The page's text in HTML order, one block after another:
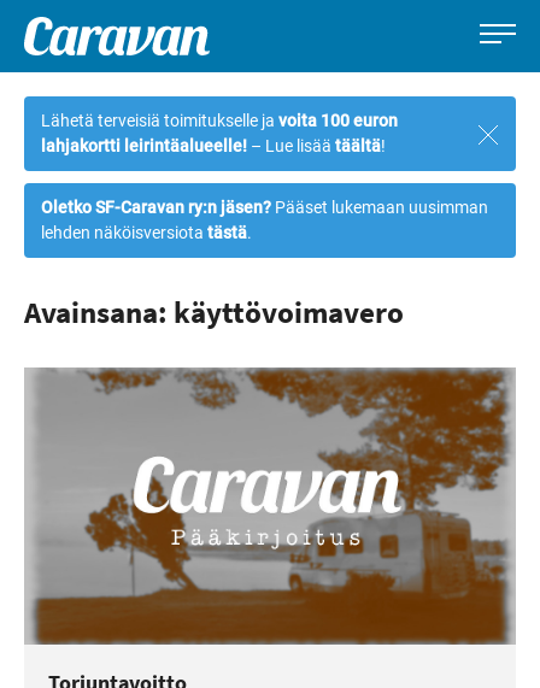
suoraan
sisältöön
Caravan-
lehti
Leirintämatkailun
erikoislehti
Lähetä terveisiä toimitukselle ja voita 100 euron
lahjakortti leirintäalueelle! – Lue lisää täältä!
Sulje
Oletko SF-Caravan ry:n jäsen? Pääset lukemaan uusimman
lehden näköisversiota tästä.
Avainsana: käyttövoimavero
Torjuntavoitto